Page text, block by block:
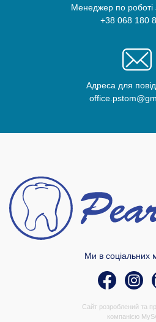
Менеджер по роботі
+38 068 180
Адреса для
Ми в соціальних
Сайт розроблений та
компанією